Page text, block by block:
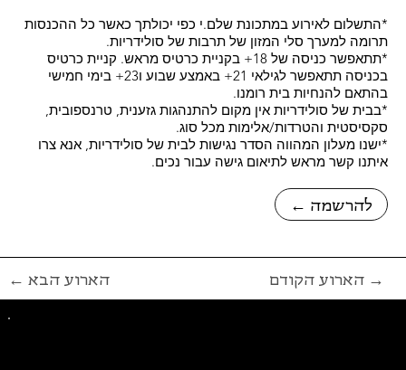
← להרשמה
*התשלום לאירוע במתכונת שלם.י כפי יכולתך כאשר כל ההכנסות
תרומה למערך סלי המזון של תרבות של סולידריות.
*תתאפשר כניסה של 18+ בקניית כרטיס מראש. קניית כרטיס
בכניסה תתאפשר לגילאי 21+ באמצע שבוע ו23+ בימי חמישי
בהתאם להנחיות בית רומנו.
*בבית של סולידריות אין מקום להתנהגות גזענית, טרנספובית,
סקסיסטית והטרדות/אלימות מכל סוג.
*ישנו מעלון המהווה הסדר נגישות לבית של סולידריות, אנא צרו
איתנו קשר מראש לתיאום גישה עבור נכים.
← הארוע הבא הארוע הקודם →